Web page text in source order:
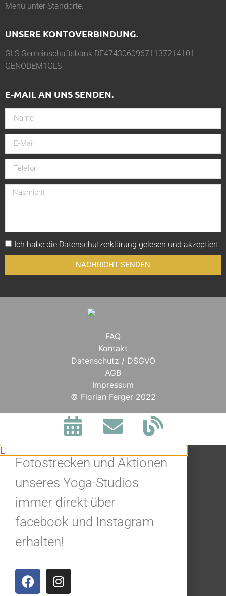
Menü unter Standorte.
UNSERE KONTOVERBINDUNG.
GLS Gemeinschaftsbank DE47430609671137214101
GENODEM1GLS
E-MAIL AN UNS SENDEN.
Ich habe die Datenschutzerklärung gelesen und akzeptiert.
NACHRICHT SENDEN
FAQ
Kontakt
Datenschutz / DSGVO
AGB
Impressum
© Florian Ferger 2022
BLEIBE IN
VERBINDUNG.
Fotostrecken und Aktionen
unseres Yoga-Studios
immer direkt über
facebook und Instagram
erhalten!